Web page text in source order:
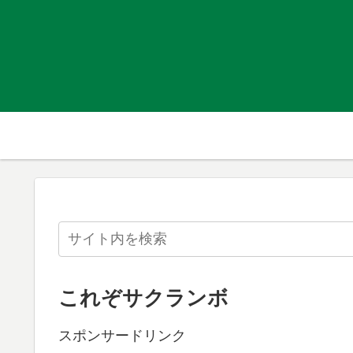
これぞサクランボ
スポンサードリンク